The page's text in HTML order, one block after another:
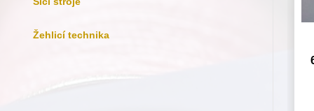
Žehlicí technika